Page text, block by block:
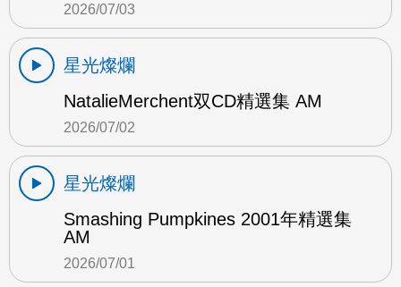
2026/07/03
星光燦爛
NatalieMerchent双CD精選集 AM
2026/07/02
星光燦爛
Smashing Pumpkines 2001年精選集
AM
2026/07/01